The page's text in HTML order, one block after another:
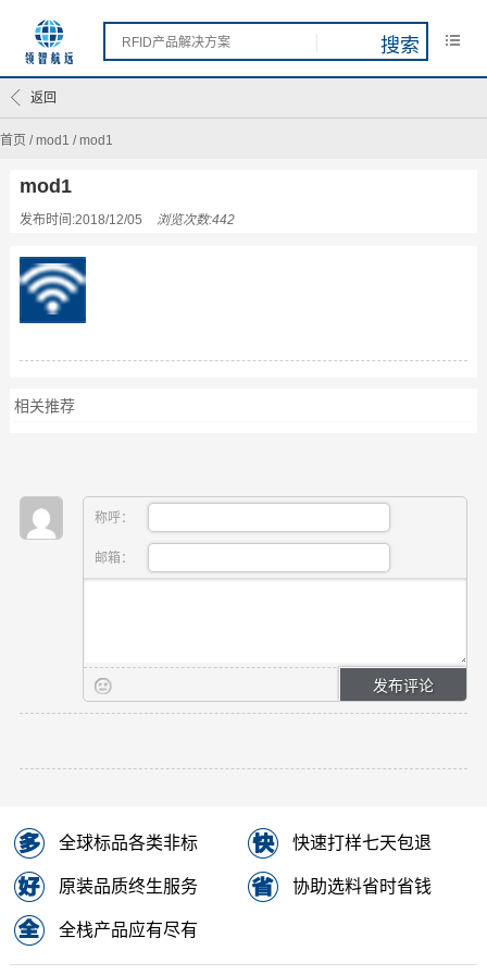
首页 /mod1 /mod1
返回
mod1
发布时间:2018/12/05 浏览次数:442
相关推荐
称呼：
邮箱：
全球标品各类非标 快速打样七天包退
原装品质终生服务 协助选料省时省钱
全栈产品应有尽有